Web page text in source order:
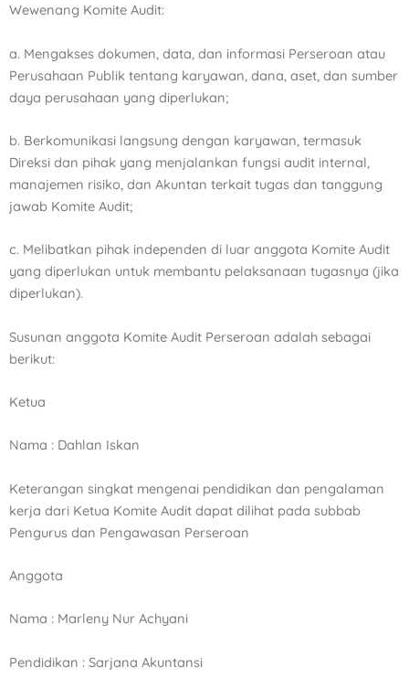
Wewenang Komite Audit:
a. Mengakses dokumen, data, dan informasi Perseroan atau
Perusahaan Publik tentang karyawan, dana, aset, dan sumber
daya perusahaan yang diperlukan;
b. Berkomunikasi langsung dengan karyawan, termasuk
Direksi dan pihak yang menjalankan fungsi audit internal,
manajemen risiko, dan Akuntan terkait tugas dan tanggung
jawab Komite Audit;
c. Melibatkan pihak independen di luar anggota Komite Audit
yang diperlukan untuk membantu pelaksanaan tugasnya (jika
diperlukan).
Susunan anggota Komite Audit Perseroan adalah sebagai
berikut:
Ketua
Nama : Dahlan Iskan
Keterangan singkat mengenai pendidikan dan pengalaman
kerja dari Ketua Komite Audit dapat dilihat pada subbab
Pengurus dan Pengawasan Perseroan
Anggota
Nama : Marleny Nur Achyani
Pendidikan : Sarjana Akuntansi